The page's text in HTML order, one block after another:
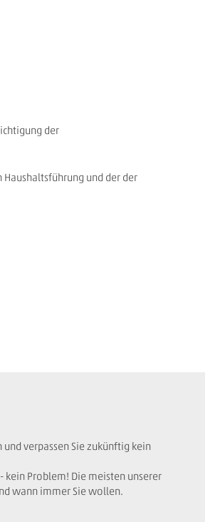
der
und der der
verpassen Sie zukünftig kein
kein Problem! Die meisten unserer
wann immer Sie wollen.